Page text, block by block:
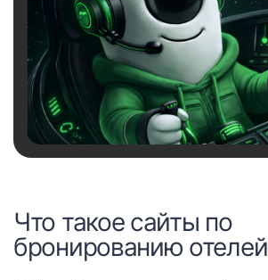
Что такое сайты по
бронированию отелей